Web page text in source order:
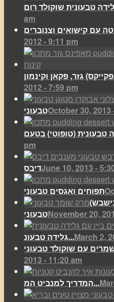
am
2012 - 9:11 pm
2012 - 7:59 pm
טבעוניOctober 30, 2013
pm
דיבסJune 10, 2013 -
תפוחים ואגסים טבעוני
טבעוניNovember 20,
גלידה טבעונ...March 2,
2013 - 11:20 am
המדריך למנביט המ...